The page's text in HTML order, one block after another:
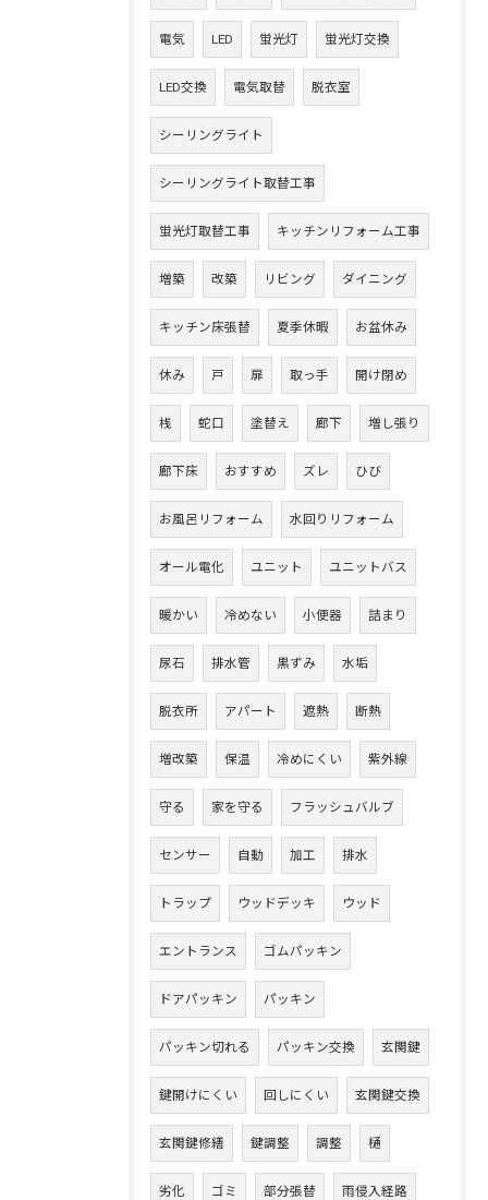
電気 LED 蛍光灯 蛍光灯交換
LED交換 電気取替 脱衣室
シーリングライト
シーリングライト取替工事
蛍光灯取替工事 キッチンリフォーム工事
増築 改築 リビング ダイニング
キッチン床張替 夏季休暇 お盆休み
休み 戸 扉 取っ手 開け閉め
桟 蛇口 塗替え 廊下 増し張り
廊下床 おすすめ ズレ ひび
お風呂リフォーム 水回りリフォーム
オール電化 ユニット ユニットバス
暖かい 冷めない 小便器 詰まり
尿石 排水管 黒ずみ 水垢
脱衣所 アパート 遮熱 断熱
増改築 保温 冷めにくい 紫外線
守る 家を守る フラッシュバルブ
センサー 自動 加工 排水
トラップ ウッドデッキ ウッド
エントランス ゴムパッキン
ドアパッキン パッキン
パッキン切れる パッキン交換 玄関鍵
鍵開けにくい 回しにくい 玄関鍵交換
玄関鍵修繕 鍵調整 調整 樋
劣化 ゴミ 部分張替 雨侵入経路